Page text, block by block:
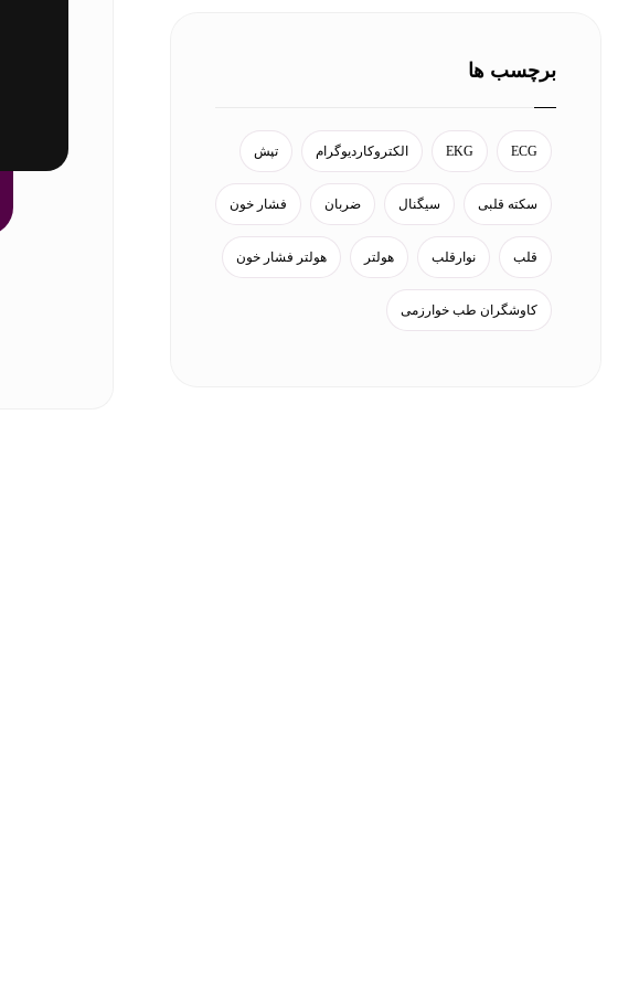
برچسب ها
ECG
EKG الکتروکاردیوگرام تپش
سکته قلبی سیگنال ضربان فشار خون
قلب نوارقلب هولتر هولتر فشار خون
کاوشگران طب خوارزمی